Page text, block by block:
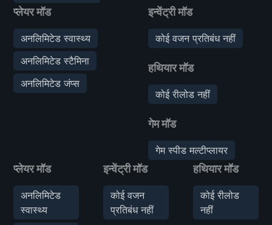
प्लेयर मॉड
अनलिमिटेड स्वास्थ्य
अनलिमिटेड स्टैमिना
अनलिमिटेड जंप्स
इन्वेंट्री मॉड
कोई वजन प्रतिबंध नहीं
हथियार मॉड
कोई रीलोड नहीं
गेम मॉड
गेम स्पीड मल्टीप्लायर
प्लेयर मॉड
अनलिमिटेड
स्वास्थ्य
इन्वेंट्री मॉड
कोई वजन
प्रतिबंध नहीं
हथियार मॉड
कोई रीलोड
नहीं